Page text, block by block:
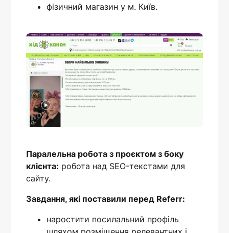
фізичний магазин у м. Київ.
Паралельна робота з проєктом з боку
клієнта: робота над SEO-текстами для
сайту.
Завдання, які поставили перед Referr:
наростити посилальний профіль